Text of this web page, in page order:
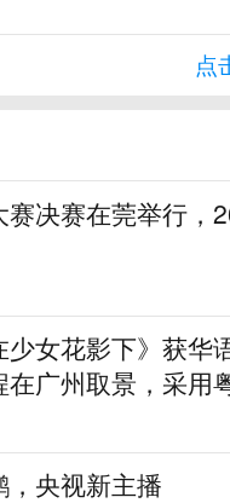
点
决赛在莞举行，
女花影下》获华
广州取景，采用
央视新主播